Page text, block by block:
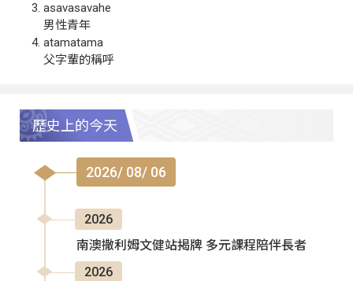
asavasavahe
男性青年
atamatama
父字輩的稱呼
歷史上的今天
2026/ 08/ 06
2026
南澳撒利姆文健站揭牌 多元課程陪伴長者
2026